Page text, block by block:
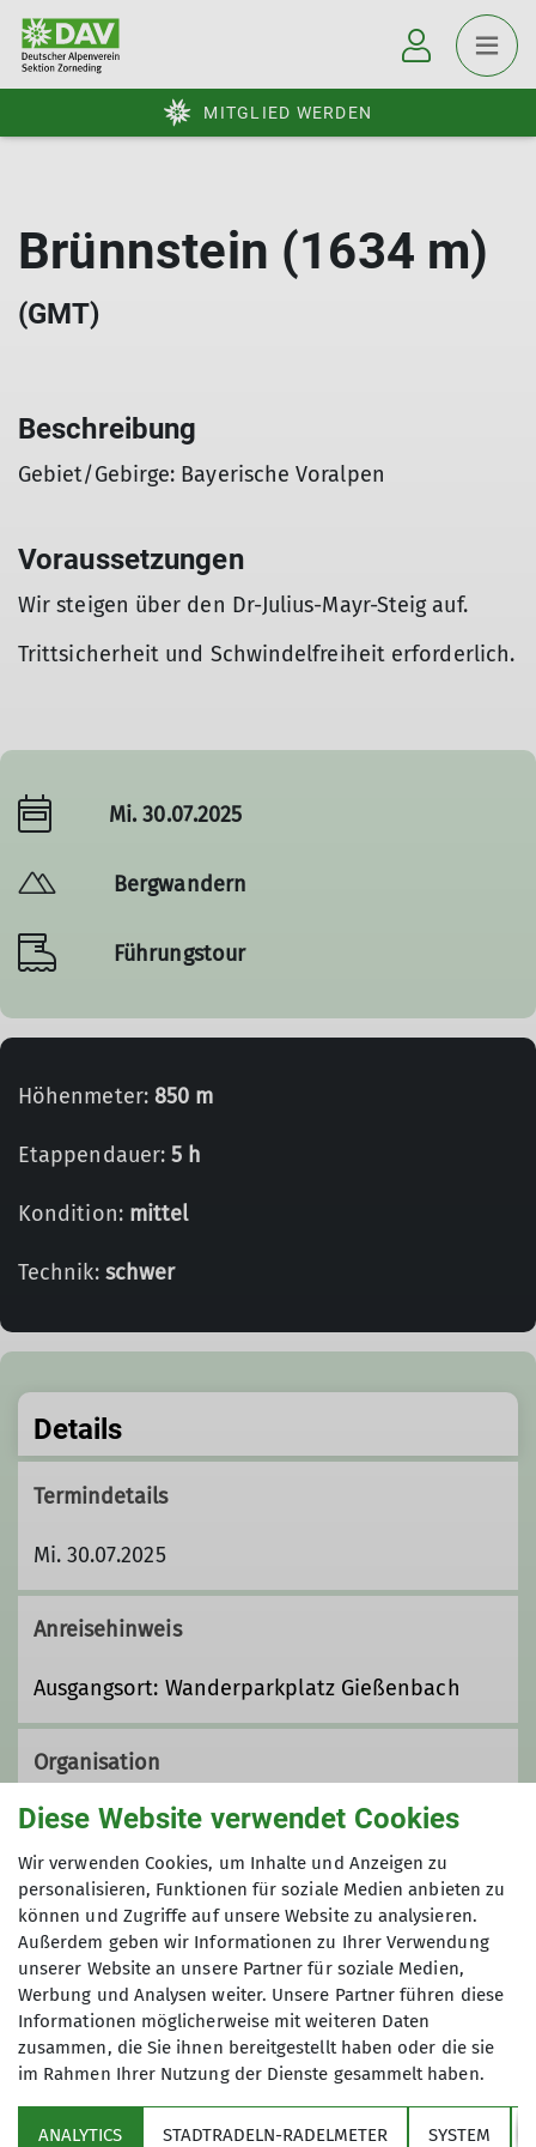
MITGLIED WERDEN
Brünnstein (1634 m)
(GMT)
Beschreibung
Gebiet/Gebirge: Bayerische Voralpen
Voraussetzungen
Wir steigen über den Dr-Julius-Mayr-Steig auf.
Trittsicherheit und Schwindelfreiheit erforderlich.
Mi. 30.07.2025
Bergwandern
Führungstour
Höhenmeter: 850 m
Etappendauer:5 h
Kondition: mittel
Technik: schwer
Details
Termindetails
Mi. 30.07.2025
Anreisehinweis
Ausgangsort: Wanderparkplatz Gießenbach
Organisation
Albert Burger
0175 2369758
al_burger@web.de
Qualifikationen
Diese Website verwendet Cookies
Wir verwenden Cookies, um Inhalte und Anzeigen zu
personalisieren, Funktionen für soziale Medien anbieten zu
können und Zugriffe auf unsere Website zu analysieren.
Außerdem geben wir Informationen zu Ihrer Verwendung
unserer Website an unsere Partner für soziale Medien,
Werbung und Analysen weiter. Unsere Partner führen diese
Informationen möglicherweise mit weiteren Daten
zusammen, die Sie ihnen bereitgestellt haben oder die sie
im Rahmen Ihrer Nutzung der Dienste gesammelt haben.
ANALYTICS STADTRADELN-RADELMETER SYSTEM